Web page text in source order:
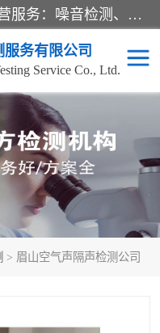
四川纳卡检测服务有限公司主营服务：噪音检测、灯光检测、防护网检测、磁性检测、无损检测、燃烧等级检测；本着严谨、规范的态度严格执行国家现行标准、规范及规程，奉行“科学公正、准确、持续改进、诚信服务”的企业价值和“科学、信誉、服务”的企业宗旨，竭诚为广大客户服务。
服务有限公司
Service Co., Ltd.
> 眉山空气声隔声检测公司
光检测
性检测
燃烧等级检测
品检测